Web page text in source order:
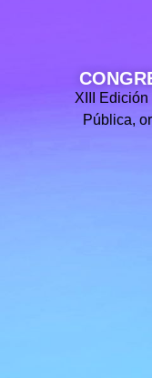
XIII
Pública,